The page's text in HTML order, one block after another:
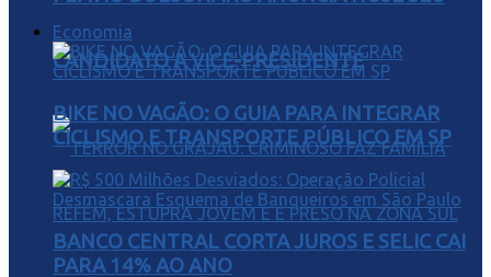
CANDIDATO A VICE-PRESIDENTE
Economia
BIKE NO VAGÃO: O GUIA PARA INTEGRAR
CICLISMO E TRANSPORTE PÚBLICO EM SP
BANCO CENTRAL CORTA JUROS E SELIC CAI
PARA 14% AO ANO